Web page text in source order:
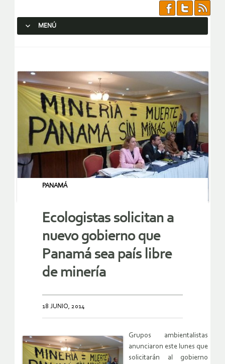
MENÚ
PANAMÁ
Ecologistas solicitan a
nuevo gobierno que
Panamá sea país libre
de minería
18 JUNIO, 2014
Grupos ambientalistas
anunciaron este lunes que
solicitarán al gobierno